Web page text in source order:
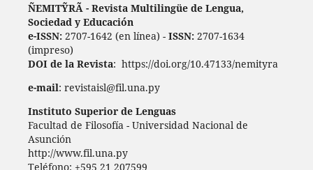
ÑEMITỸRÃ - Revista Multilingüe de Lengua,
Sociedad y Educación
e-ISSN:2707-1642 (en línea) - ISSN:2707-1634
(impreso)
DOI de la Revista: https://doi.org/10.47133/nemityra
e-mail: revistaisl@fil.una.py
Instituto Superior de Lenguas
Facultad de Filosofía - Universidad Nacional de
Asunción
http://www.fil.una.py
Teléfono: +595 21 207599